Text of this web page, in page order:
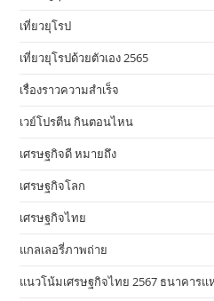
เที่ยวยุโรป
เที่ยวยุโรปด้วยตัวเอง 2565
เรื่องราวความสำเร็จ
เวย์โปรตีน กินตอนไหน
เศรษฐกิจดี หมายถึง
เศรษฐกิจโลก
เศรษฐกิจไทย
แกลเลอรี่ภาพถ่าย
แนวโน้มเศรษฐกิจไทย 2567 ธนาคารแ